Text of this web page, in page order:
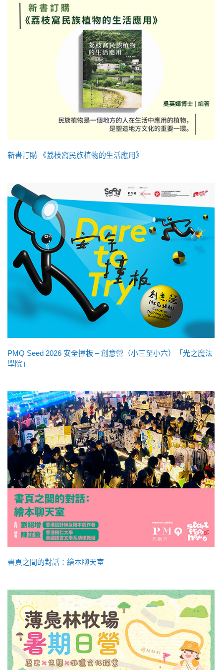
新書訂購 《荔枝窩民族植物的生活應用》
PMQ Seed 2026 安全撞板 – 創意營（小三至小六）「光之魔法
學院」
書頁之間的對話：繪本聊天室